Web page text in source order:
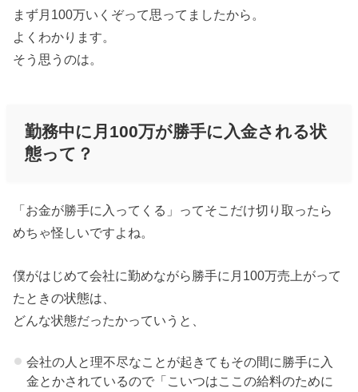
まず月100万いくぞって思ってましたから。
よくわかります。
そう思うのは。
勤務中に月100万が勝手に入金される状
態って？
「お金が勝手に入ってくる」ってそこだけ切り取ったら
めちゃ怪しいですよね。
僕がはじめて会社に勤めながら勝手に月100万売上がって
たときの状態は、
どんな状態だったかっていうと、
会社の人と理不尽なことが起きてもその間に勝手に入
金とかされているので「こいつはここの給料のために